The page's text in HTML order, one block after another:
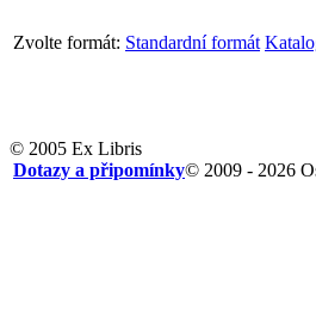
Zvolte formát: Standardní formát
© 2005 Ex Libris
© 2009 - 2026
Dotazy a připomínky